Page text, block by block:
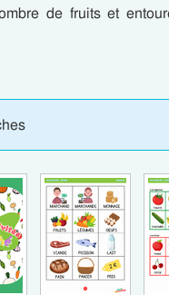
de fruits et